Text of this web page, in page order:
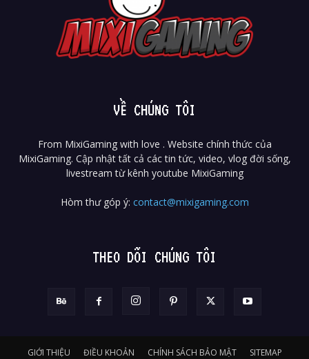
VỀ CHÚNG TÔI
From MixiGaming with love . Website chính thức của
MixiGaming. Cập nhật tất cả các tin tức, video, vlog đời sống,
livestream từ kênh youtube MixiGaming
Hòm thư góp ý: contact@mixigaming.com
THEO DÕI CHÚNG TÔI
GIỚI THIỆU ĐIỀU KHOẢN CHÍNH SÁCH BẢO MẬT SITEMAP